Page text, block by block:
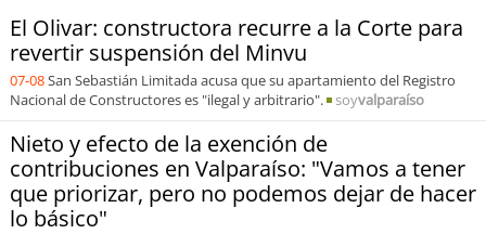
El Olivar: constructora recurre a la Corte para
revertir suspensión del Minvu
07-08San Sebastián Limitada acusa que su apartamiento del Registro
Nacional de Constructores es "ilegal y arbitrario".
soyvalparaíso
Nieto y efecto de la exención de
contribuciones en Valparaíso: "Vamos a tener
que priorizar, pero no podemos dejar de hacer
lo básico"